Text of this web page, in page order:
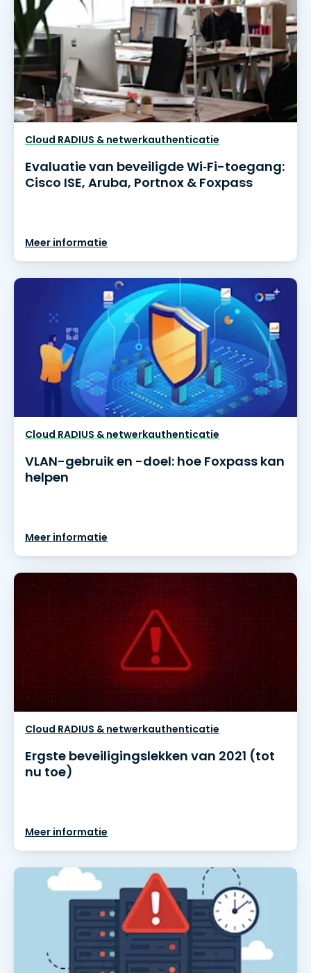
Cloud RADIUS & netwerkauthenticatie
Evaluatie van beveiligde Wi‑Fi-toegang:
Cisco ISE, Aruba, Portnox & Foxpass
Meer informatie
Cloud RADIUS & netwerkauthenticatie
VLAN-gebruik en -doel: hoe Foxpass kan
helpen
Meer informatie
Cloud RADIUS & netwerkauthenticatie
Ergste beveiligingslekken van 2021 (tot
nu toe)
Meer informatie